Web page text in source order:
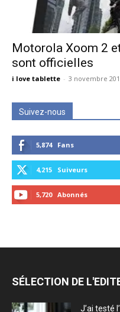
Motorola Xoom 2
sont officielles
i love tablette - 3 novembre
Suivez-nous
5,874 Fans
4,215 Suiveurs
5,720 Abonnés
SÉLECTION DE
J’ai testé